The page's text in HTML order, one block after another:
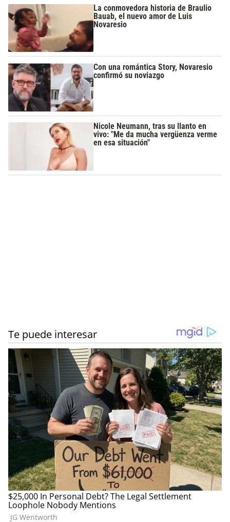
La conmovedora historia de Braulio
Bauab, el nuevo amor de Luis
Novaresio
Con una romántica Story, Novaresio
confirmó su noviazgo
Nicole Neumann, tras su llanto en
vivo: "Me da mucha vergüenza verme
en esa situación"